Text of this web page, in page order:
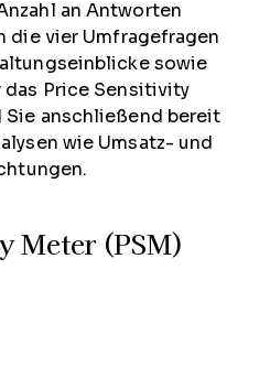
an Antworten
die vier Umfragefragen
sowie
das Price Sensitivity
Sie anschließend bereit
wie Umsatz- und
Meter (PSM)